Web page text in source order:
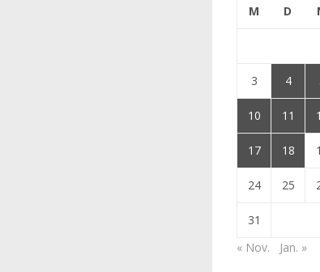
M D
3 4
10 11
17 18
24 25
31
« Nov.
Jan. »